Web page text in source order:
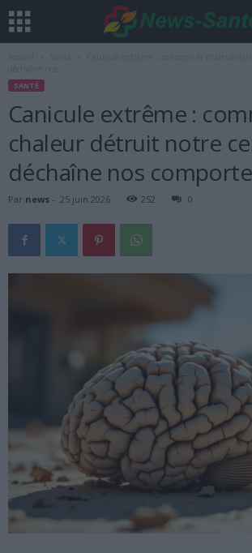
SANTÉ
Canicule extrême :
chaleur détruit notre
déchaîne nos
Par news - 25 juin 2026 252 0